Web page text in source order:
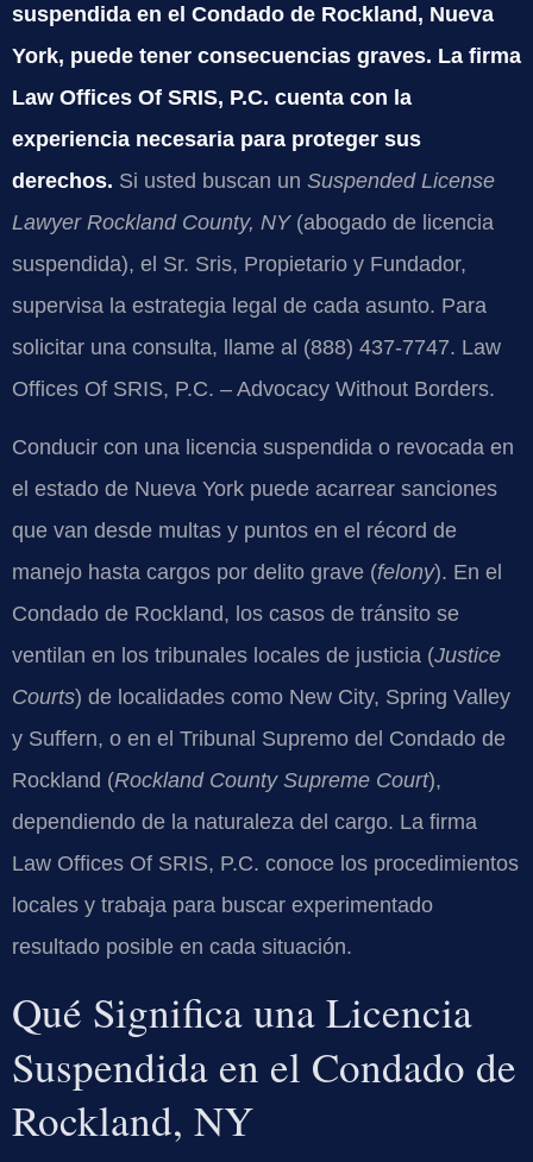
suspendida en el Condado de Rockland, Nueva
York, puede tener consecuencias graves. La firma
Law Offices Of SRIS, P.C. cuenta con la
experiencia necesaria para proteger sus
derechos. Si usted buscan un Suspended License
Lawyer Rockland County, NY(abogado de licencia
suspendida), el Sr. Sris, Propietario y Fundador,
supervisa la estrategia legal de cada asunto. Para
solicitar una consulta, llame al (888) 437-7747. Law
Offices Of SRIS, P.C. – Advocacy Without Borders.
Conducir con una licencia suspendida o revocada en
el estado de Nueva York puede acarrear sanciones
que van desde multas y puntos en el récord de
manejo hasta cargos por delito grave (felony). En el
Condado de Rockland, los casos de tránsito se
ventilan en los tribunales locales de justicia (Justice
Courts) de localidades como New City, Spring Valley
y Suffern, o en el Tribunal Supremo del Condado de
Rockland (Rockland County Supreme Court),
dependiendo de la naturaleza del cargo. La firma
Law Offices Of SRIS, P.C. conoce los procedimientos
locales y trabaja para buscar experimentado
resultado posible en cada situación.
Qué Significa una Licencia
Suspendida en el Condado de
Rockland, NY